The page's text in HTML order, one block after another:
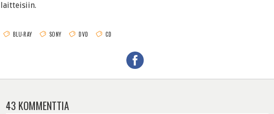
laitteisiin.
BLU-RAY SONY DVD CD
43 KOMMENTTIA